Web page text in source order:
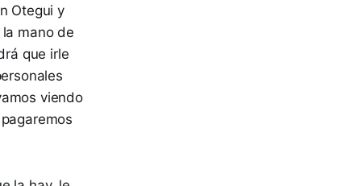
Otegui y
mano de
que irle
viendo